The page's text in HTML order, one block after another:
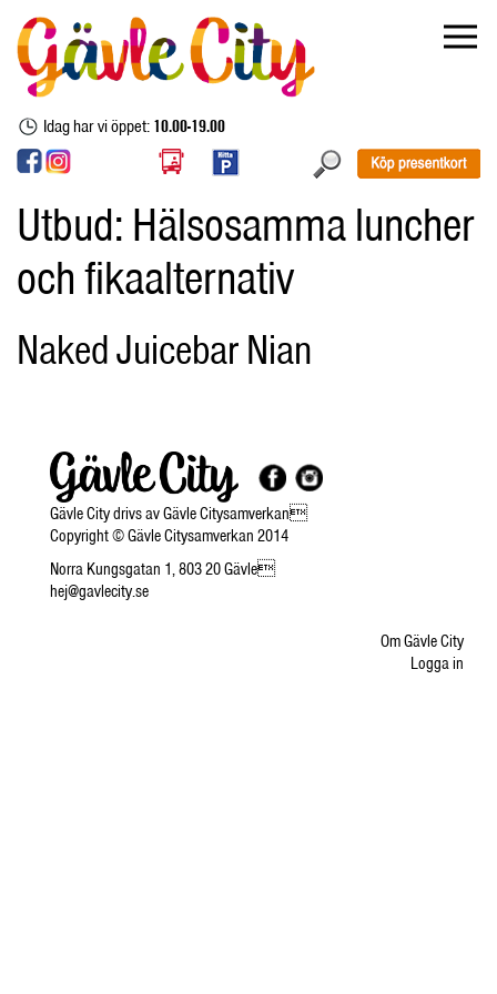
Idag har vi öppet:10.00-19.00
Utbud: Hälsosamma luncher
och fikaalternativ
Naked Juicebar Nian
Gävle City drivs av Gävle Citysamverkan
Copyright © Gävle Citysamverkan 2014
Norra Kungsgatan 1, 803 20 Gävle
hej@gavlecity.se
Om Gävle City
Logga in